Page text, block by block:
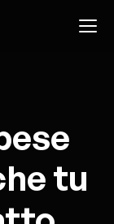
tu